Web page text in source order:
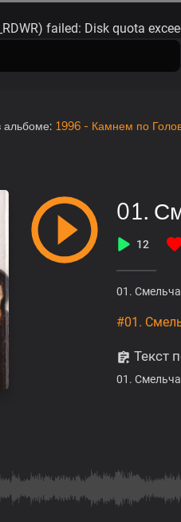
failed: Disk quota
альбоме: 1996 - Камнем по
01.
12
01.
#01.
Текст
01.